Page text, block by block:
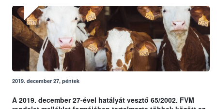
2019. december 27, péntek
A 2019. december 27-ével hatályát vesztő 65/2002. FVM